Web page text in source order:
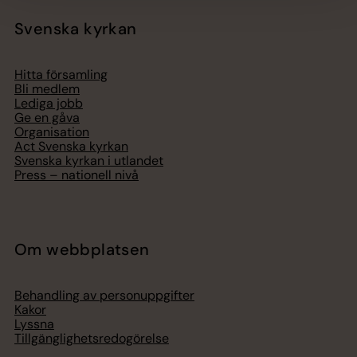
Svenska kyrkan
Hitta församling
Bli medlem
Lediga jobb
Ge en gåva
Organisation
Act Svenska kyrkan
Svenska kyrkan i utlandet
Press – nationell nivå
Om webbplatsen
Behandling av personuppgifter
Kakor
Lyssna
Tillgänglighetsredogörelse